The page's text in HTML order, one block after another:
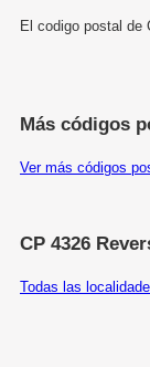
El codigo postal de
Más códigos
Ver más códigos
CP 4326
Todas las